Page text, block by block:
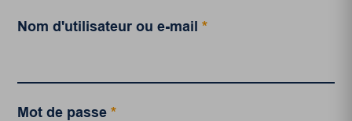
Nom d'utilisateur ou e-mail*
Mot de passe*